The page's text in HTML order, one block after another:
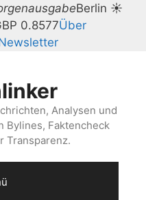
Berlin ☀
0.8577Über
Analysen und
Faktencheck
Transparenz.